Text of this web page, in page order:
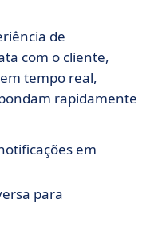
de
com o cliente,
tempo real,
rapidamente
em
para